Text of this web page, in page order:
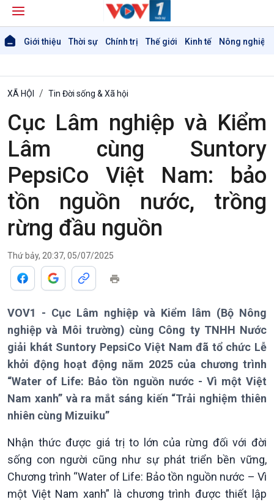
Giới thiệu Thời sự Chính trị Thế giới Kinh tế Nông nghiệp
Giới thiệu
Thời sự
Thời sự 6h
Thời sự 12h
XÃ HỘI Tin Đời sống & Xã hội
Cục Lâm nghiệp và Kiểm
Lâm cùng Suntory
PepsiCo Việt Nam: bảo
tồn nguồn nước, trồng
rừng đầu nguồn
Thứ bảy, 20:37, 05/07/2025
VOV1 - Cục Lâm nghiệp và Kiểm lâm (Bộ Nông
nghiệp và Môi trường) cùng Công ty TNHH Nước
giải khát Suntory PepsiCo Việt Nam đã tổ chức Lễ
khởi động hoạt động năm 2025 của chương trình
“Water of Life: Bảo tồn nguồn nước - Vì một Việt
Nam xanh” và ra mắt sáng kiến “Trải nghiệm thiên
nhiên cùng Mizuiku”
Nhận thức được giá trị to lớn của rừng đối với đời
sống con người cũng như sự phát triển bền vững,
Chương trình “Water of Life: Bảo tồn nguồn nước – Vì
một Việt Nam xanh” là chương trình được thiết lập